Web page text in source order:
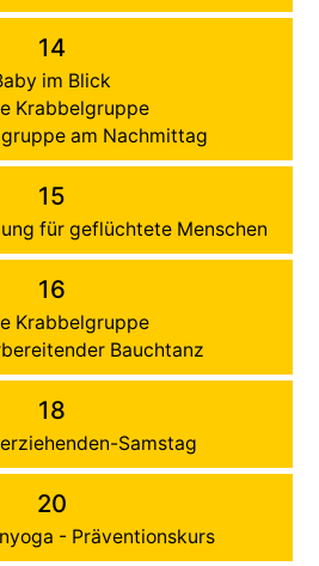
14
im Blick
Krabbelgruppe
am Nachmittag
15
für geflüchtete Menschen
16
Krabbelgruppe
Bauchtanz
18
Samstag
20
- Präventionskurs